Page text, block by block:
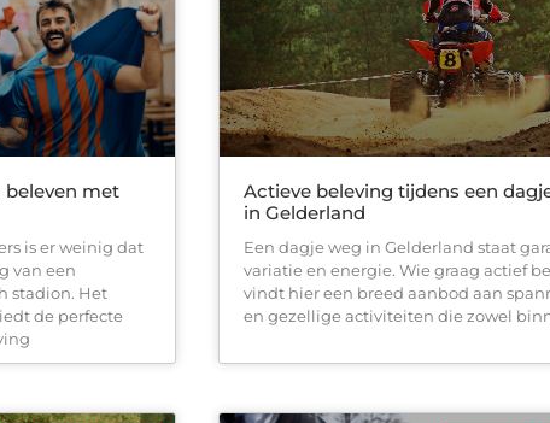
beleven met
is er weinig dat
van een
stadion. Het
de perfecte
Actieve beleving tijdens een
in Gelderland
Een dagje weg in Gelderland staat
variatie en energie. Wie graag actief
vindt hier een breed aanbod aan
en gezellige activiteiten die zowel